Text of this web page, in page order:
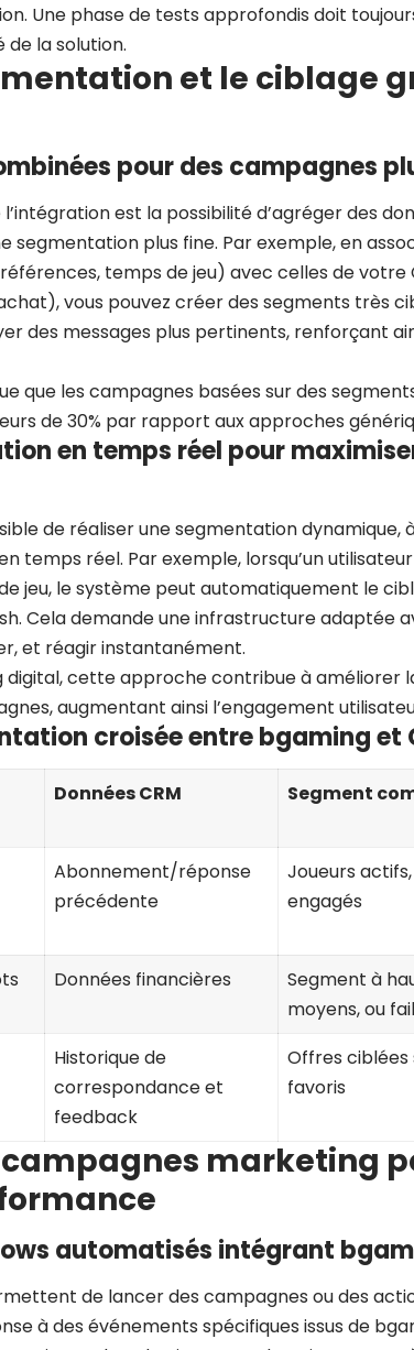
Une phase de tests approfondis doit
la solution.
et le ciblage
pour des campagnes
l’intégration est la possibilité d’agréger des
segmentation plus fine. Par exemple, en
temps de jeu) avec celles de votre
vous pouvez créer des segments très
des messages plus pertinents, renforçant
que les campagnes basées sur des
de 30% par rapport aux approches
en temps réel pour
de réaliser une segmentation dynamique,
temps réel. Par exemple, lorsqu’un
jeu, le système peut automatiquement le
Cela demande une infrastructure adaptée
et réagir instantanément.
digital, cette approche contribue à améliorer
augmentant ainsi l’engagement
croisée entre bgaming et
Données CRM Segment
Abonnement/réponse
précédente
Joueurs
engagés
Données financières
Segment à
moyens, ou
Historique de
correspondance et
feedback
Offres ciblées
favoris
marketing
automatisés intégrant
de lancer des campagnes ou des
à des événements spécifiques issus de